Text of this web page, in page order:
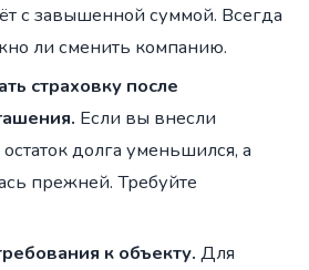
с завышенной суммой. Всегда
ли сменить компанию.
страховку после
Если вы внесли
долга уменьшился, а
прежней. Требуйте
к объекту. Для